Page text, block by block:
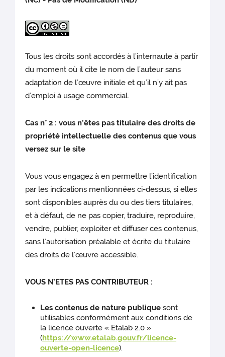
Tous les droits sont accordés à l’internaute à partir
du moment où il cite le nom de l’auteur sans
adaptation de l’œuvre initiale et qu’il n’y ait pas
d’emploi à usage commercial.
Cas n° 2 : vous n’êtes pas titulaire des droits de
propriété intellectuelle des contenus que vous
versez sur le site
Vous vous engagez à en permettre l’identification
par les indications mentionnées ci-dessus, si elles
sont disponibles auprès du ou des tiers titulaires,
et à défaut, de ne pas copier, traduire, reproduire,
vendre, publier, exploiter et diffuser ces contenus,
sans l’autorisation préalable et écrite du titulaire
des droits de l’œuvre accessible.
VOUS N’ETES PAS CONTRIBUTEUR :
Les contenus de nature publique sont
utilisables conformément aux conditions de
la licence ouverte « Etalab 2.0 »
(https://www.etalab.gouv.fr/licence-
ouverte-open-licence).